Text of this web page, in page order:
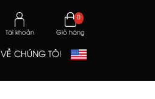
Tài khoản Giỏ hàng
0
VỀ CHÚNG TÔI